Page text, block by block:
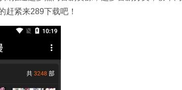
赶紧来289下载吧！